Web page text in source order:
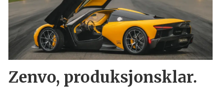
Zenvo, produksjonsklar.